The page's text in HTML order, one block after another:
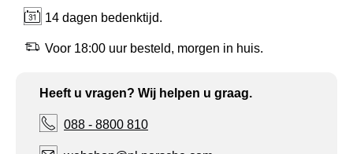
14 dagen bedenktijd.
Voor 18:00 uur besteld, morgen in huis.
Heeft u vragen? Wij helpen u graag.
088 - 8800 810